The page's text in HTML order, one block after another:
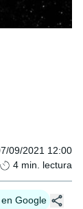
09/2021 12:00
4 min. lectura
Google